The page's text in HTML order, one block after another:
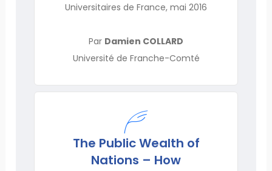
Universitaires de France, mai 2016
Par Damien COLLARD
Université de Franche-Comté
The Public Wealth of
Nations – How